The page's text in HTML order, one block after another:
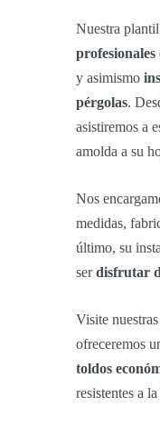
Nuestra
y asimismo
pérgolas.
asistiremos a
amolda a su
Nos
medidas,
último, su
serdisfrutar
Visite
ofreceremos
toldos
resistentes a